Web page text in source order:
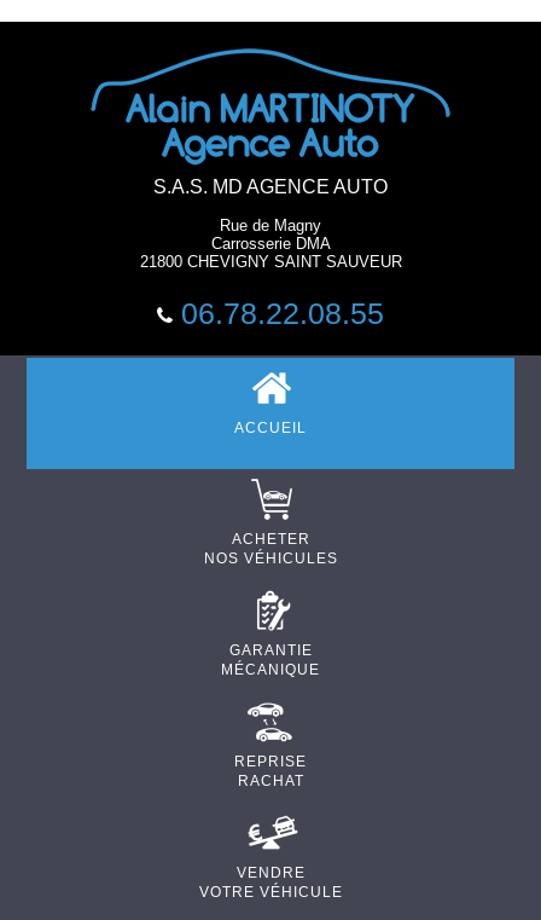
S.A.S. MD AGENCE AUTO
Rue de Magny
Carrosserie DMA
21800 CHEVIGNY SAINT SAUVEUR
06.78.22.08.55
ACCUEIL
ACHETER
NOS VÉHICULES
GARANTIE
MÉCANIQUE
REPRISE
RACHAT
VENDRE
VOTRE VÉHICULE